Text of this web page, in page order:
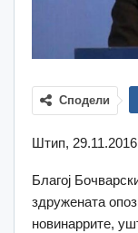
Сподели
Штип, 29.11.2016
Благој
здружената
новинаррите,